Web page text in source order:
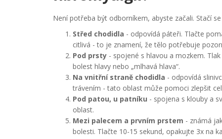
Není potřeba být odborníkem, abyste začali. Stačí
Střed chodidla - odpovídá páteři. Tlačte
citlivá - to je znamení, že tělo potřebuje
Pod prsty - spojené s hlavou a mozkem.
bolest hlavy nebo „mlhavá hlava“.
Na vnitřní straně chodidla - odpovídá
trávením - tato oblast může pomoci zlepšit
Pod patou, u patníku - spojena s klouby a
oblast.
Mezi palecem a prvním prstem - známá
bolesti. Tlačte 10-15 sekund, opakujte 3x na